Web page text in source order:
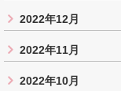
2022年12月
2022年11月
2022年10月